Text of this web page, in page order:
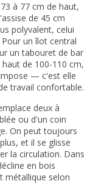
à 77 cm de haut,
de 45 cm
polyvalent, celui
un îlot central
un tabouret de bar
de 100-110 cm,
— c'est elle
travail confortable.
deux à
ou d'un coin
On peut toujours
et il se glisse
la circulation. Dans
en bois
métallique selon